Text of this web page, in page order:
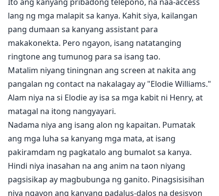
lang ng mga malapit sa kanya. Kahit siya, kailangan
pang dumaan sa kanyang assistant para
makakonekta. Pero ngayon, isang natatanging
ringtone ang tumunog para sa isang tao.
Matalim niyang tiningnan ang screen at nakita ang
pangalan ng contact na nakalagay ay "Elodie Williams."
Alam niya na si Elodie ay isa sa mga kabit ni Henry, at
matagal na itong nangyayari.
Nadama niya ang isang alon ng kapaitan. Pumatak
ang mga luha sa kanyang mga mata, at isang
pakiramdam ng pagkatalo ang bumalot sa kanya.
Hindi niya inasahan na ang anim na taon niyang
pagsisikap ay magbubunga ng ganito. Pinagsisisihan
niya ngayon ang kanyang padalus-dalos na desisyon